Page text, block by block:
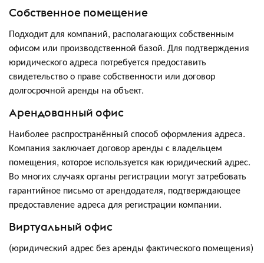
Собственное помещение
Подходит для компаний, располагающих собственным
офисом или производственной базой. Для подтверждения
юридического адреса потребуется предоставить
свидетельство о праве собственности или договор
долгосрочной аренды на объект.
Арендованный офис
Наиболее распространённый способ оформления адреса.
Компания заключает договор аренды с владельцем
помещения, которое используется как юридический адрес.
Во многих случаях органы регистрации могут затребовать
гарантийное письмо от арендодателя, подтверждающее
предоставление адреса для регистрации компании.
Виртуальный офис
(юридический адрес без аренды фактического помещения)